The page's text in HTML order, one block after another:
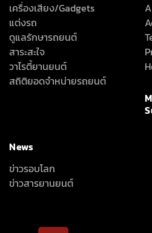
เครื่องเสียง/Gadgets
แต่งรถ
ดูแลรักษารถยนต์
สาระสะใจ
วาไรตี้ยานยนต์
สถิติยอดจำหน่ายรถยนต์
News
ข่าวรอบโลก
ข่าวสารยานยนต์